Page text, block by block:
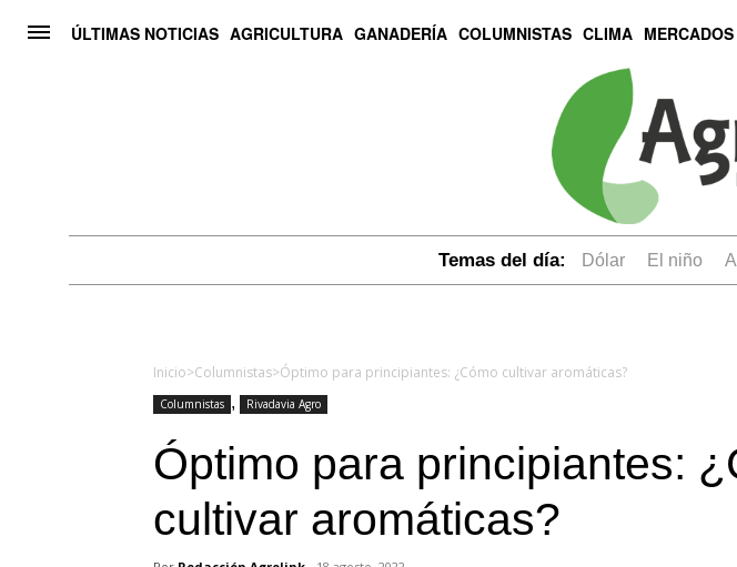
ÚLTIMAS NOTICIAS AGRICULTURA GANADERÍA COLUMNISTAS CLIMA MERCADOS
Temas del día: dólar el niño
Inicio>Columnistas>Óptimo para principiantes: ¿Cómo cultivar aromáticas?
Columnistas , Rivadavia Agro
Óptimo para principiantes:
cultivar aromáticas?